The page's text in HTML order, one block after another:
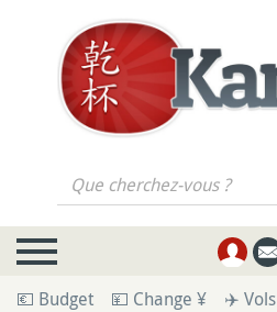
Que cherchez-vous ?
💶 Budget 💴 Change ¥ ✈️ Vols